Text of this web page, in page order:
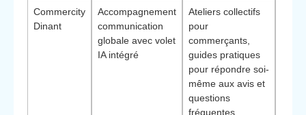
Commercity
Dinant
Accompagnement
communication
globale avec volet
IA intégré
Ateliers collectifs
pour
commerçants,
guides pratiques
pour répondre soi-
même aux avis et
questions
fréquentes